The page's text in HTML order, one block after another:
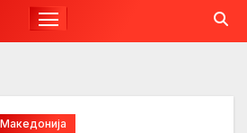
Македонија